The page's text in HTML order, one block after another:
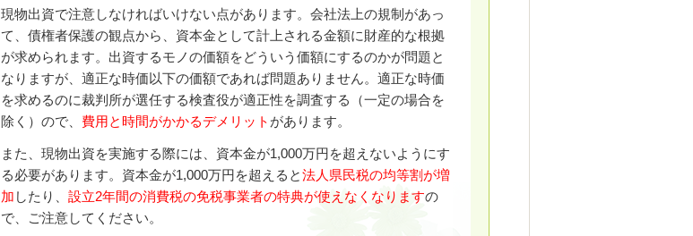
現物出資で注意しなければいけない点があります。会社法上の規制があっ
て、債権者保護の観点から、資本金として計上される金額に財産的な根拠
が求められます。出資するモノの価額をどういう価額にするのかが問題と
なりますが、適正な時価以下の価額であれば問題ありません。適正な時価
を求めるのに裁判所が選任する検査役が適正性を調査する（一定の場合を
除く）ので、 費用と時間がかかるデメリット があります。
また、現物出資を実施する際には、資本金が1,000万円を超えないようにす
る必要があります。資本金が1,000万円を超えると法人県民税の均等割が増
加 したり、 設立2年間の消費税の免税事業者の特典が使えなくなりますの
で、ご注意してください。